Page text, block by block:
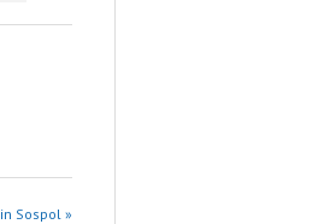
Sospol »